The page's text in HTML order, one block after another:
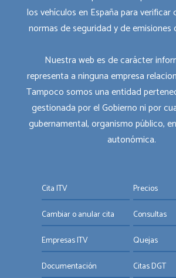
los vehículos en España para verificar
normas de seguridad y de emisiones
Nuestra web es de carácter
representa a ninguna empresa
Tampoco somos una entidad
gestionada por el Gobierno ni por
gubernamental, organismo público,
autonómica.
Cita ITV
Cambiar o anular cita
Empresas ITV
Documentación
Precios
Consultas
Quejas
Citas DGT